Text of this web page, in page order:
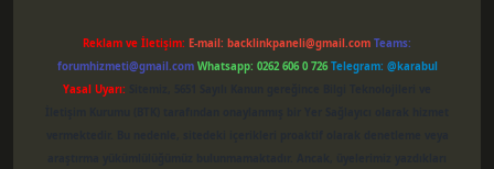
Reklam ve İletişim: E-mail: backlinkpaneli@gmail.com Teams:
forumhizmeti@gmail.com Whatsapp: 0262 606 0 726 Telegram: @karabul
Yasal Uyarı: